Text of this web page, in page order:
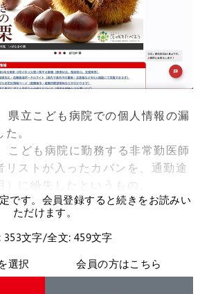
立こども病院での個人情報の漏
。
ども病院に勤務する非常勤医師
リストが入ったカバンを、通勤途
に紛失したというもの。
です。会員登録すると続きをお読みい
ただけます。
353文字/全文: 459文字
選択
会員の方はこちら